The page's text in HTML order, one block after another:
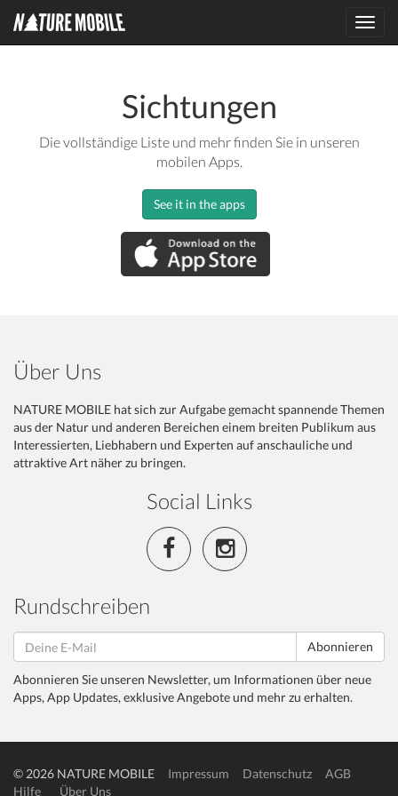
Sichtungen
Die vollständige Liste und mehr finden Sie in unseren
mobilen Apps.
See it in the apps
Über Uns
NATURE MOBILE hat sich zur Aufgabe gemacht spannende Themen
aus der Natur und anderen Bereichen einem breiten Publikum aus
Interessierten, Liebhabern und Experten auf anschauliche und
attraktive Art näher zu bringen.
Social Links
Rundschreiben
Abonnieren
Abonnieren Sie unseren Newsletter, um Informationen über neue
Apps, App Updates, exklusive Angebote und mehr zu erhalten.
© 2026 NATURE MOBILE Impressum Datenschutz
AGB
Hilfe
Über Uns